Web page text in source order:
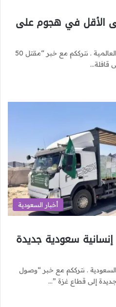
على الأقل في هجوم على
اشراق العالم 24- متابعات الأخبار العالمية . نترككم مع خبر “مقتل 50
قافلة…
أخبار السعودية
سعودية جديدة
الأخبار السعودية . نترككم مع خبر “وصول
إلى قطاع غزة ”…